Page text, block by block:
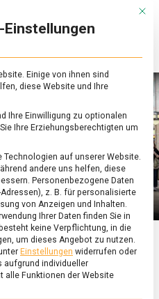
Online-
Magazin
zu
&
Ernährung
/FEATURED
wenn
Mit
Einstellungen
Einige von ihnen sind
diese Website und Ihre
Ihre Einwilligung zu optionalen
Ihre Erziehungsberechtigten um
Technologien auf unserer Website.
andere uns helfen, diese
Personenbezogene Daten
z. B. für personalisierte
von Anzeigen und Inhalten.
Ihrer Daten finden Sie in
keine Verpflichtung, in die
um dieses Angebot zu nutzen.
Einstellungen widerrufen oder
aufgrund individueller
alle Funktionen der Website